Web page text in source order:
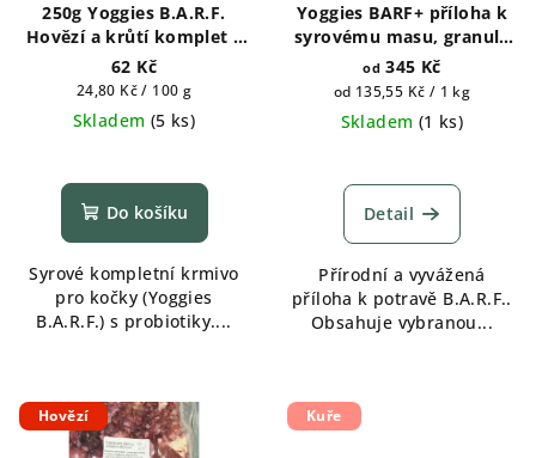
250g Yoggies B.A.R.F.
Hovězí a krůtí komplet s
brusinkami a konopným
olejem s probiotiky
62 Kč
Měrná
cena:
24,80 Kč / 100 g
Skladem (5 ks)
Do košíku
Syrové kompletní krmivo
pro kočky (Yoggies
B.A.R.F.) s probiotiky....
Yoggies BARF+ příloha k
syrovému masu, granule
lisované za studena s
probiotiky 2kg, 5kg 20g
od 345 Kč
Měrná
cena:
od 135,55 Kč / 1 kg
Skladem (1 ks)
Detail
Přírodní a vyvážená
příloha k potravě B.A.R.F..
Obsahuje vybranou...
Hovězí Kuře